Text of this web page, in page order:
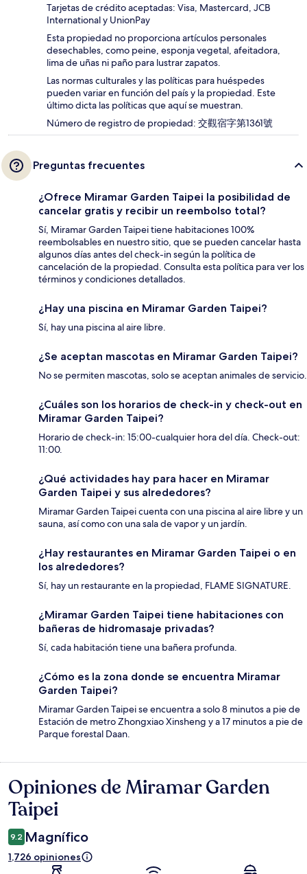
Tarjetas de crédito aceptadas: Visa, Mastercard, JCB
International y UnionPay
Esta propiedad no proporciona artículos personales
desechables, como peine, esponja vegetal, afeitadora,
lima de uñas ni paño para lustrar zapatos.
Las normas culturales y las políticas para huéspedes
pueden variar en función del país y la propiedad. Este
último dicta las políticas que aquí se muestran.
Número de registro de propiedad: 交觀宿字第1361號
Preguntas frecuentes
¿Ofrece Miramar Garden Taipei la posibilidad de
cancelar gratis y recibir un reembolso total?
Sí, Miramar Garden Taipei tiene habitaciones 100%
reembolsables en nuestro sitio, que se pueden cancelar hasta
algunos días antes del check-in según la política de
cancelación de la propiedad. Consulta esta política para ver los
términos y condiciones detallados.
¿Hay una piscina en Miramar Garden Taipei?
Sí, hay una piscina al aire libre.
¿Se aceptan mascotas en Miramar Garden Taipei?
No se permiten mascotas, solo se aceptan animales de servicio.
¿Cuáles son los horarios de check-in y check-out en
Miramar Garden Taipei?
Horario de check-in: 15:00-cualquier hora del día. Check-out:
11:00.
¿Qué actividades hay para hacer en Miramar
Garden Taipei y sus alrededores?
Miramar Garden Taipei cuenta con una piscina al aire libre y un
sauna, así como con una sala de vapor y un jardín.
¿Hay restaurantes en Miramar Garden Taipei o en
los alrededores?
Sí, hay un restaurante en la propiedad, FLAME SIGNATURE.
¿Miramar Garden Taipei tiene habitaciones con
bañeras de hidromasaje privadas?
Sí, cada habitación tiene una bañera profunda.
¿Cómo es la zona donde se encuentra Miramar
Garden Taipei?
Miramar Garden Taipei se encuentra a solo 8 minutos a pie de
Estación de metro Zhongxiao Xinsheng y a 17 minutos a pie de
Parque forestal Daan.
Opiniones
Opiniones de Miramar Garden
Taipei
9.2 Magnífico
1,726 opiniones